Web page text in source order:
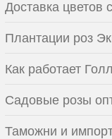
Доставка цветов
Плантации роз
Как работает
Садовые розы
Таможни и